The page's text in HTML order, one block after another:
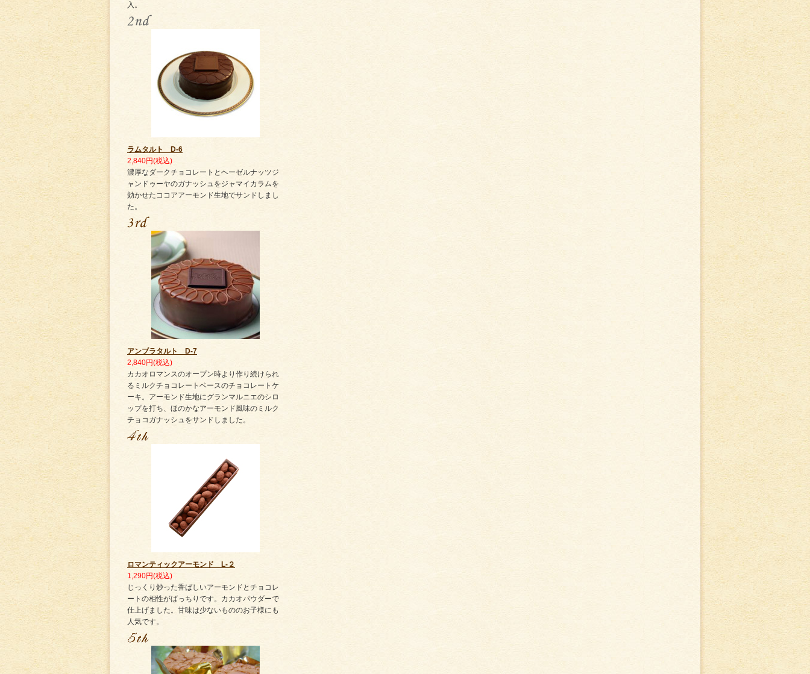
入。
ラムタルト D-6
2,840円(税込)
濃厚なダークチョコレートとヘーゼルナッツジ
ャンドゥーヤのガナッシュをジャマイカラムを
効かせたココアアーモンド生地でサンドしまし
た。
アンブラタルト D-7
2,840円(税込)
カカオロマンスのオープン時より作り続けられ
るミルクチョコレートベースのチョコレートケ
ーキ。アーモンド生地にグランマルニエのシロ
ップを打ち、ほのかなアーモンド風味のミルク
チョコガナッシュをサンドしました。
ロマンティックアーモンド L-２
1,290円(税込)
じっくり炒った香ばしいアーモンドとチョコレ
ートの相性がばっちりです。カカオパウダーで
仕上げました。甘味は少ないもののお子様にも
人気です。